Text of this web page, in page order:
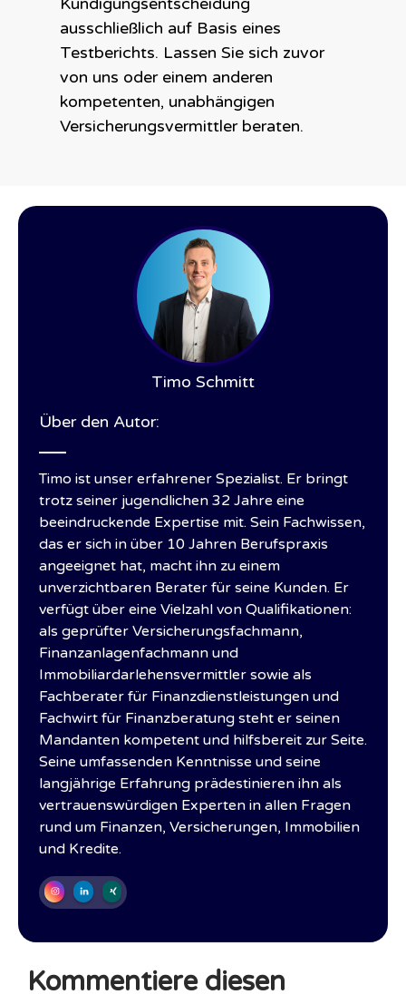
ausschließlich auf Basis eines
Testberichts. Lassen Sie sich zuvor
von uns oder einem anderen
kompetenten, unabhängigen
Versicherungsvermittler beraten.
Timo Schmitt
Über den Autor:
Timo ist unser erfahrener Spezialist. Er bringt
trotz seiner jugendlichen 32 Jahre eine
beeindruckende Expertise mit. Sein Fachwissen,
das er sich in über 10 Jahren Berufspraxis
angeeignet hat, macht ihn zu einem
unverzichtbaren Berater für seine Kunden. Er
verfügt über eine Vielzahl von Qualifikationen:
als geprüfter Versicherungsfachmann,
Finanzanlagenfachmann und
Immobiliardarlehensvermittler sowie als
Fachberater für Finanzdienstleistungen und
Fachwirt für Finanzberatung steht er seinen
Mandanten kompetent und hilfsbereit zur Seite.
Seine umfassenden Kenntnisse und seine
langjährige Erfahrung prädestinieren ihn als
vertrauenswürdigen Experten in allen Fragen
rund um Finanzen, Versicherungen, Immobilien
und Kredite.
Kommentiere diesen